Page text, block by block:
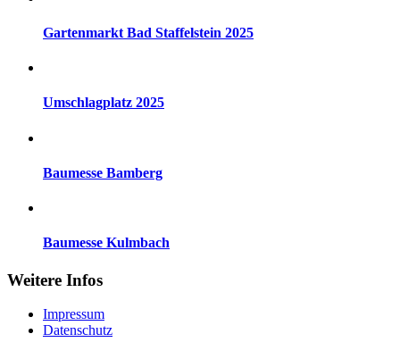
Gartenmarkt Bad Staffelstein 2025
Umschlagplatz 2025
Baumesse Bamberg
Baumesse Kulmbach
Weitere Infos
Impressum
Datenschutz